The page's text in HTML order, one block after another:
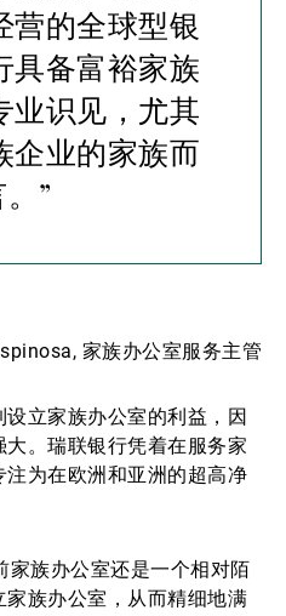
营的全球型银
具备富裕家族
业识见，尤其
企业的家族而
”
家族办公室服务主管
立家族办公室的利益，因
。瑞联银行凭着在服务家
为在欧洲和亚洲的超高净
家族办公室还是一个相对陌
族办公室，从而精细地满